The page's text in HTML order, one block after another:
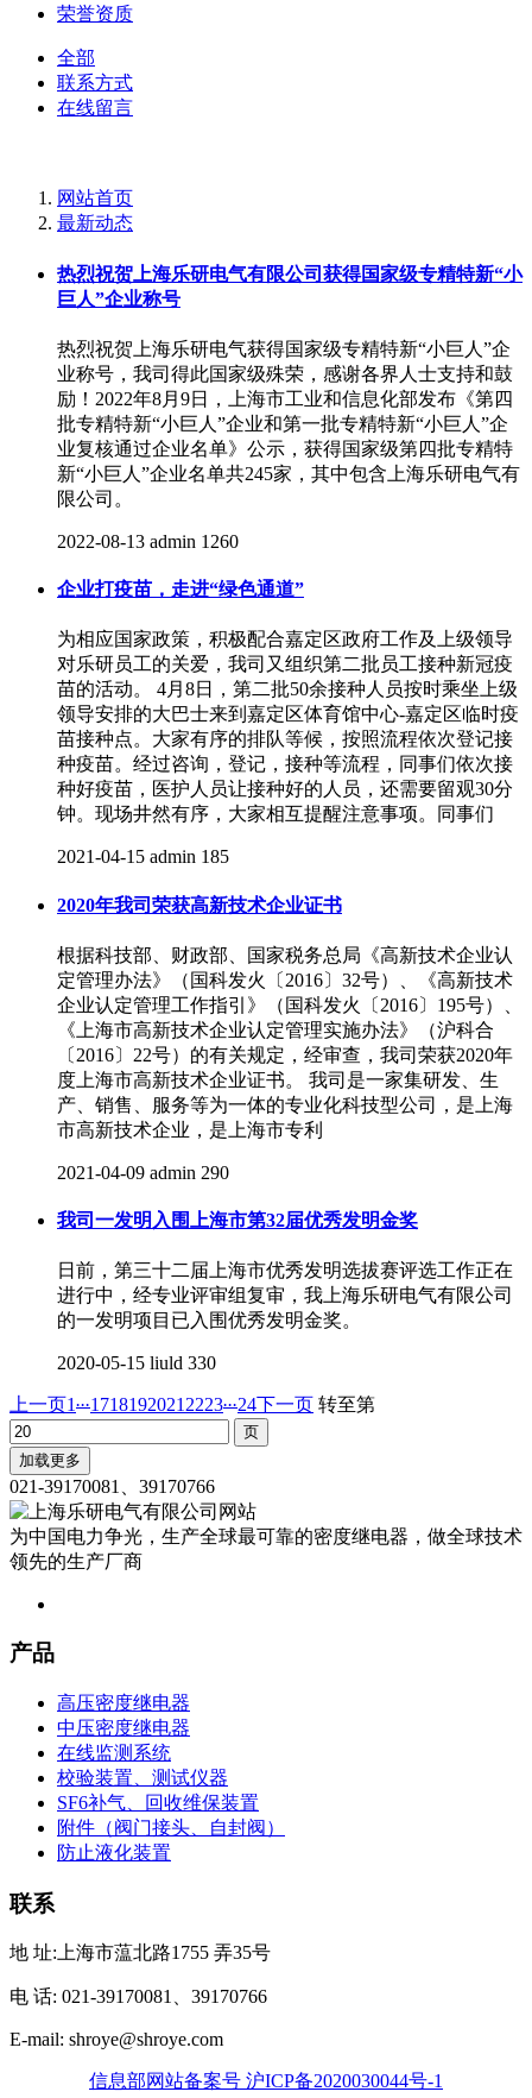
荣誉资质
全部
联系方式
在线留言
网站首页
最新动态
热烈祝贺上海乐研电气有限公司获得国家级专精特新“小
巨人”企业称号
热烈祝贺上海乐研电气获得国家级专精特新“小巨人”企
业称号，我司得此国家级殊荣，感谢各界人士支持和鼓
励！2022年8月9日，上海市工业和信息化部发布《第四
批专精特新“小巨人”企业和第一批专精特新“小巨人”企
业复核通过企业名单》公示，获得国家级第四批专精特
新“小巨人”企业名单共245家，其中包含上海乐研电气有
限公司。
2022-08-13 admin 1260
企业打疫苗，走进“绿色通道”
为相应国家政策，积极配合嘉定区政府工作及上级领导
对乐研员工的关爱，我司又组织第二批员工接种新冠疫
苗的活动。 4月8日，第二批50余接种人员按时乘坐上级
领导安排的大巴士来到嘉定区体育馆中心-嘉定区临时疫
苗接种点。大家有序的排队等候，按照流程依次登记接
种疫苗。经过咨询，登记，接种等流程，同事们依次接
种好疫苗，医护人员让接种好的人员，还需要留观30分
钟。现场井然有序，大家相互提醒注意事项。同事们
2021-04-15 admin 185
2020年我司荣获高新技术企业证书
根据科技部、财政部、国家税务总局《高新技术企业认
定管理办法》（国科发火〔2016〕32号）、《高新技术
企业认定管理工作指引》（国科发火〔2016〕195号）、
《上海市高新技术企业认定管理实施办法》（沪科合
〔2016〕22号）的有关规定，经审查，我司荣获2020年
度上海市高新技术企业证书。 我司是一家集研发、生
产、销售、服务等为一体的专业化科技型公司，是上海
市高新技术企业，是上海市专利
2021-04-09 admin 290
我司一发明入围上海市第32届优秀发明金奖
日前，第三十二届上海市优秀发明选拔赛评选工作正在
进行中，经专业评审组复审，我上海乐研电气有限公司
的一发明项目已入围优秀发明金奖。
2020-05-15 liuld 330
上一页1...1718192021 2223...24下一页 转至第
加载更多
021-39170081、39170766
为中国电力争光，生产全球最可靠的密度继电器，做全球技术
领先的生产厂商
产品
高压密度继电器
中压密度继电器
在线监测系统
校验装置、测试仪器
SF6补气、回收维保装置
附件（阀门接头、自封阀）
防止液化装置
联系
地 址:上海市蕰北路1755 弄35号
电 话: 021-39170081、39170766
E-mail: shroye@shroye.com
信息部网站备案号 沪ICP备2020030044号-1